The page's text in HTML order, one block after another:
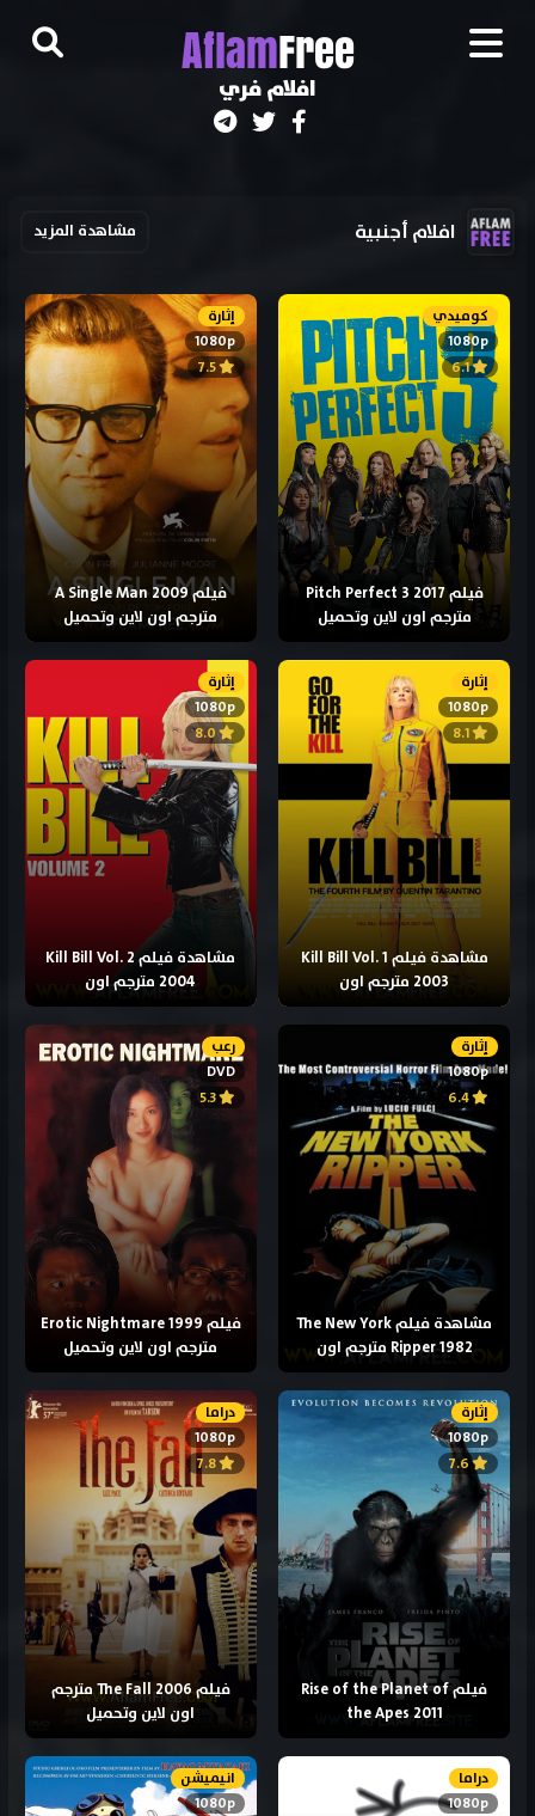
AflamFree
افلام فري
افلام أجنبية مشاهدة المزيد
كوميدي
1080p
6.1
فيلم Pitch Perfect 3 2017
مترجم اون لاين وتحميل
إثارة
1080p
7.5
فيلم A Single Man 2009
مترجم اون لاين وتحميل
إثارة
1080p
8.1
مشاهدة فيلم Kill Bill Vol. 1
2003 مترجم اون
إثارة
1080p
مشاهدة فيلم Kill Bill Vol. 2
2004 مترجم اون
إثارة
1080p
6.4
مشاهدة فيلم The New York
Ripper 1982 مترجم اون
رعب
DVD
5.3
فيلم Erotic Nightmare 1999
مترجم اون لاين وتحميل
إثارة
1080p
7.6
فيلم Rise of the Planet of
the Apes 2011
دراما
1080p
7.8
فيلم The Fall 2006 مترجم
اون لاين وتحميل
دراما
1080p
انيميشن
1080p